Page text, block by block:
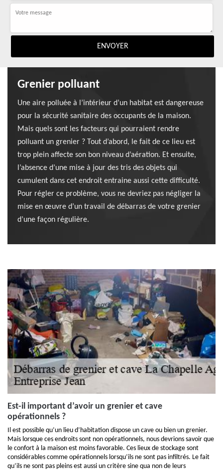
Grenier polluant
Une aire polluée à l’intérieur d’un habitat est dangereuse
pour la sécurité sanitaire des occupants de la maison.
Mais quels sont les facteurs qui pourraient rendre
polluant un grenier ? Tout d’abord, le fait de ce lieu est
trop plein affecte son bon niveau d’aération. Et ensuite,
l’absence d’une mise à jour des tris des objets qui
cumulent dans cet endroit entraine aussi cette difficulté.
Pour régler ce problème, vous ne devriez pas négliger la
mise en œuvre d’un travail de débarras de votre grenier
d’une façon régulière.
Est-il important d’avoir un grenier et cave
opérationnels ?
Il est possible qu’un lieu d’habitation dispose un cave ou bien un grenier.
Mais lorsque ces endroits sont non opérationnels, nous devrions savoir que
le confort à la maison est moins favorable. Ces lieux de stockage sont
considérables comme opérationnels lorsqu’ils ne sont pas infiltrés. Le fait
qu’ils ne sont pas pleins est aussi un critère sine qua non de leurs